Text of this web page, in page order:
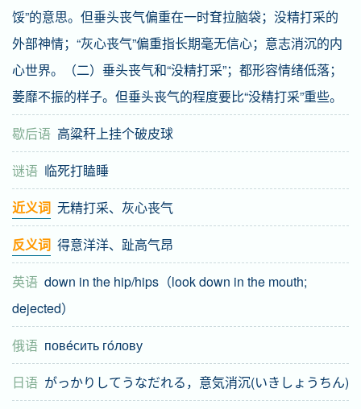
馁”的意思。但垂头丧气偏重在一时耷拉脑袋；没精打采的
外部神情；“灰心丧气”偏重指长期毫无信心；意志消沉的内
心世界。（二）垂头丧气和“没精打采”；都形容情绪低落；
萎靡不振的样子。但垂头丧气的程度要比“没精打采”重些。
歇后语 高粱秆上挂个破皮球
谜语 临死打瞌睡
近义词 无精打采、灰心丧气
反义词 得意洋洋、趾高气昂
英语 down in the hip/hips（look down in the mouth;
dejected）
俄语 повéсить гóлову
日语 がっかりしてうなだれる，意気消沉(いきしょうちん)